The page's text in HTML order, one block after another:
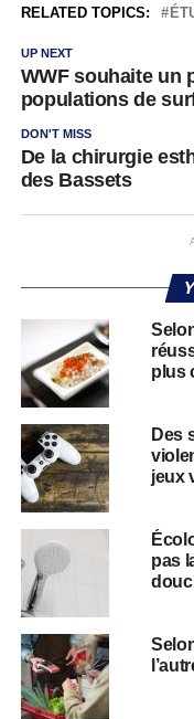
RELATED TOPICS:
UP NEXT
WWF souhaite un
populations de
DON'T MISS
De la chirurgie
des Bassets
plus
Des
jeux
pas